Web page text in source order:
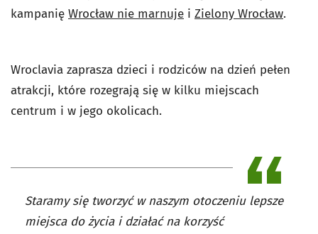
kampanię Wrocław nie marnuje i Zielony Wrocław.
Wroclavia zaprasza dzieci i rodziców na dzień pełen
atrakcji, które rozegrają się w kilku miejscach
centrum i w jego okolicach.
Staramy się tworzyć w naszym otoczeniu lepsze
miejsca do życia i działać na korzyść